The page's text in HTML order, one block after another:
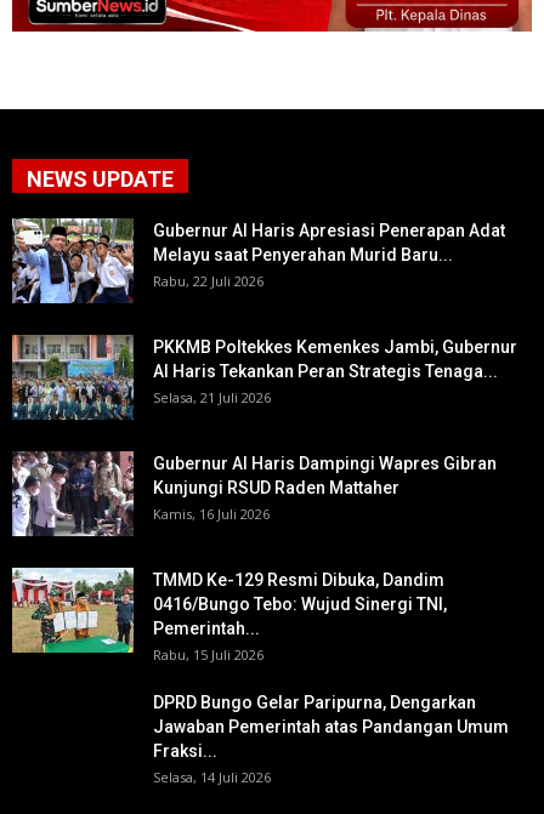
NEWS UPDATE
Gubernur Al Haris Apresiasi Penerapan Adat
Melayu saat Penyerahan Murid Baru...
Rabu, 22 Juli 2026
PKKMB Poltekkes Kemenkes Jambi, Gubernur
Al Haris Tekankan Peran Strategis Tenaga...
Selasa, 21 Juli 2026
Gubernur Al Haris Dampingi Wapres Gibran
Kunjungi RSUD Raden Mattaher
Kamis, 16 Juli 2026
TMMD Ke-129 Resmi Dibuka, Dandim
0416/Bungo Tebo: Wujud Sinergi TNI,
Pemerintah...
Rabu, 15 Juli 2026
DPRD Bungo Gelar Paripurna, Dengarkan
Jawaban Pemerintah atas Pandangan Umum
Fraksi...
Selasa, 14 Juli 2026